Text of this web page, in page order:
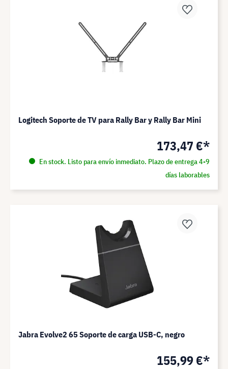
Logitech Soporte de TV para Rally Bar y Rally Bar Mini
173,47 €*
En stock. Listo para envío inmediato. Plazo de entrega 4-9
días laborables
Jabra Evolve2 65 Soporte de carga USB-C, negro
155,99 €*